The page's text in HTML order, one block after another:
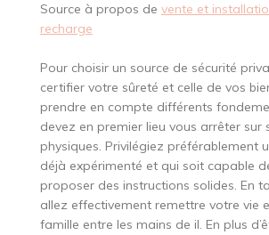
Source à propos de vente et
recharge
Pour choisir un source de sécurité
certifier votre sûreté et celle de vos
prendre en compte différents
devez en premier lieu vous arrêter sur
physiques. Privilégiez préférablement
déjà expérimenté et qui soit capable
proposer des instructions solides. En
allez effectivement remettre votre vie
famille entre les mains de il. En plus